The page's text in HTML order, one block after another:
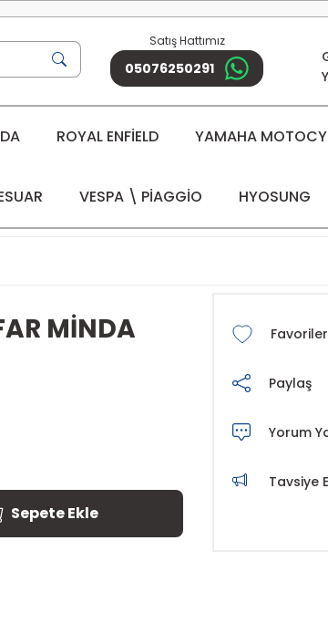
Satış Hattımız
05076250291
ROYAL ENFİELD YAMAHA
VESPA \ PİAGGİO HYOSUNG
MİNDA
Sepete Ekle
Paylaş
Yorum
Tavsiye